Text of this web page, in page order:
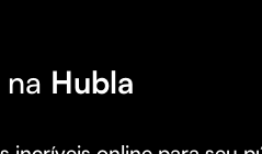
Hubla